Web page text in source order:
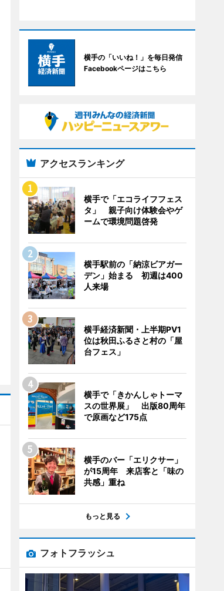
横手の「いいね！」を毎日発信
Facebookページはこちら
アクセスランキング
横手で「エコライフフェス
タ」 親子向け体験会やゲ
ームで環境問題啓発
横手駅前の「納涼ビアガー
デン」始まる 初週は400
人来場
横手経済新聞・上半期PV1
位は秋田ふるさと村の「屋
台フェス」
横手で「きかんしゃトーマ
スの世界展」 出版80周年
で原画など175点
横手のバー「エリクサー」
が15周年 来店客と「味の
共感」重ね
もっと見る
フォトフラッシュ